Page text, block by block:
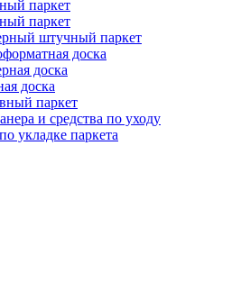
паркет
паркет
штучный паркет
доска
доска
доска
паркет
и средства по уходу
укладке паркета